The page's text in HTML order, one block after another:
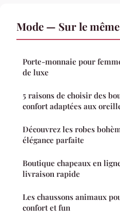
Mode — Sur le
Porte-monnaie pour
de luxe
5 raisons de choisir des
confort adaptées aux
Découvrez les robes
élégance parfaite
Boutique chapeaux en
livraison rapide
Les chaussons animaux
confort et fun